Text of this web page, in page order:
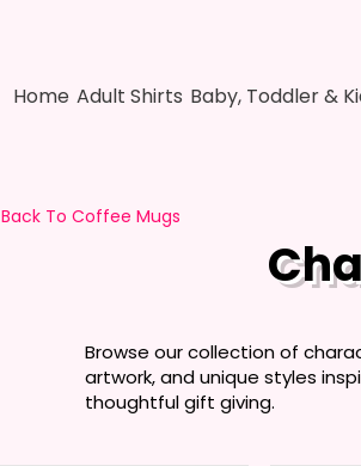
Home Adult Shirts Baby, Toddler &
Back To Coffee Mugs
Browse our collection of
artwork, and unique styles
thoughtful gift giving.